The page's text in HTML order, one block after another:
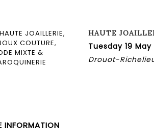
HAUTE
Tuesday 19 May
Drouot-
INFORMATION